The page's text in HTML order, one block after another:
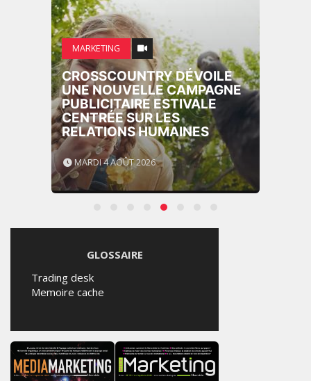
MARKETING
CROSSCOUNTRY DÉVOILE
UNE NOUVELLE CAMPAGNE
PUBLICITAIRE ESTIVALE
CENTRÉE SUR LES
RELATIONS HUMAINES
MARDI 4 AOÛT 2026
GLOSSAIRE
Trading desk
Memoire cache